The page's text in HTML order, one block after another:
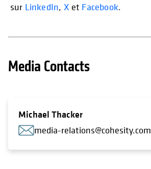
sur LinkedIn, X et Facebook.
Media Contacts
Michael Thacker
media-relations@cohesity.com